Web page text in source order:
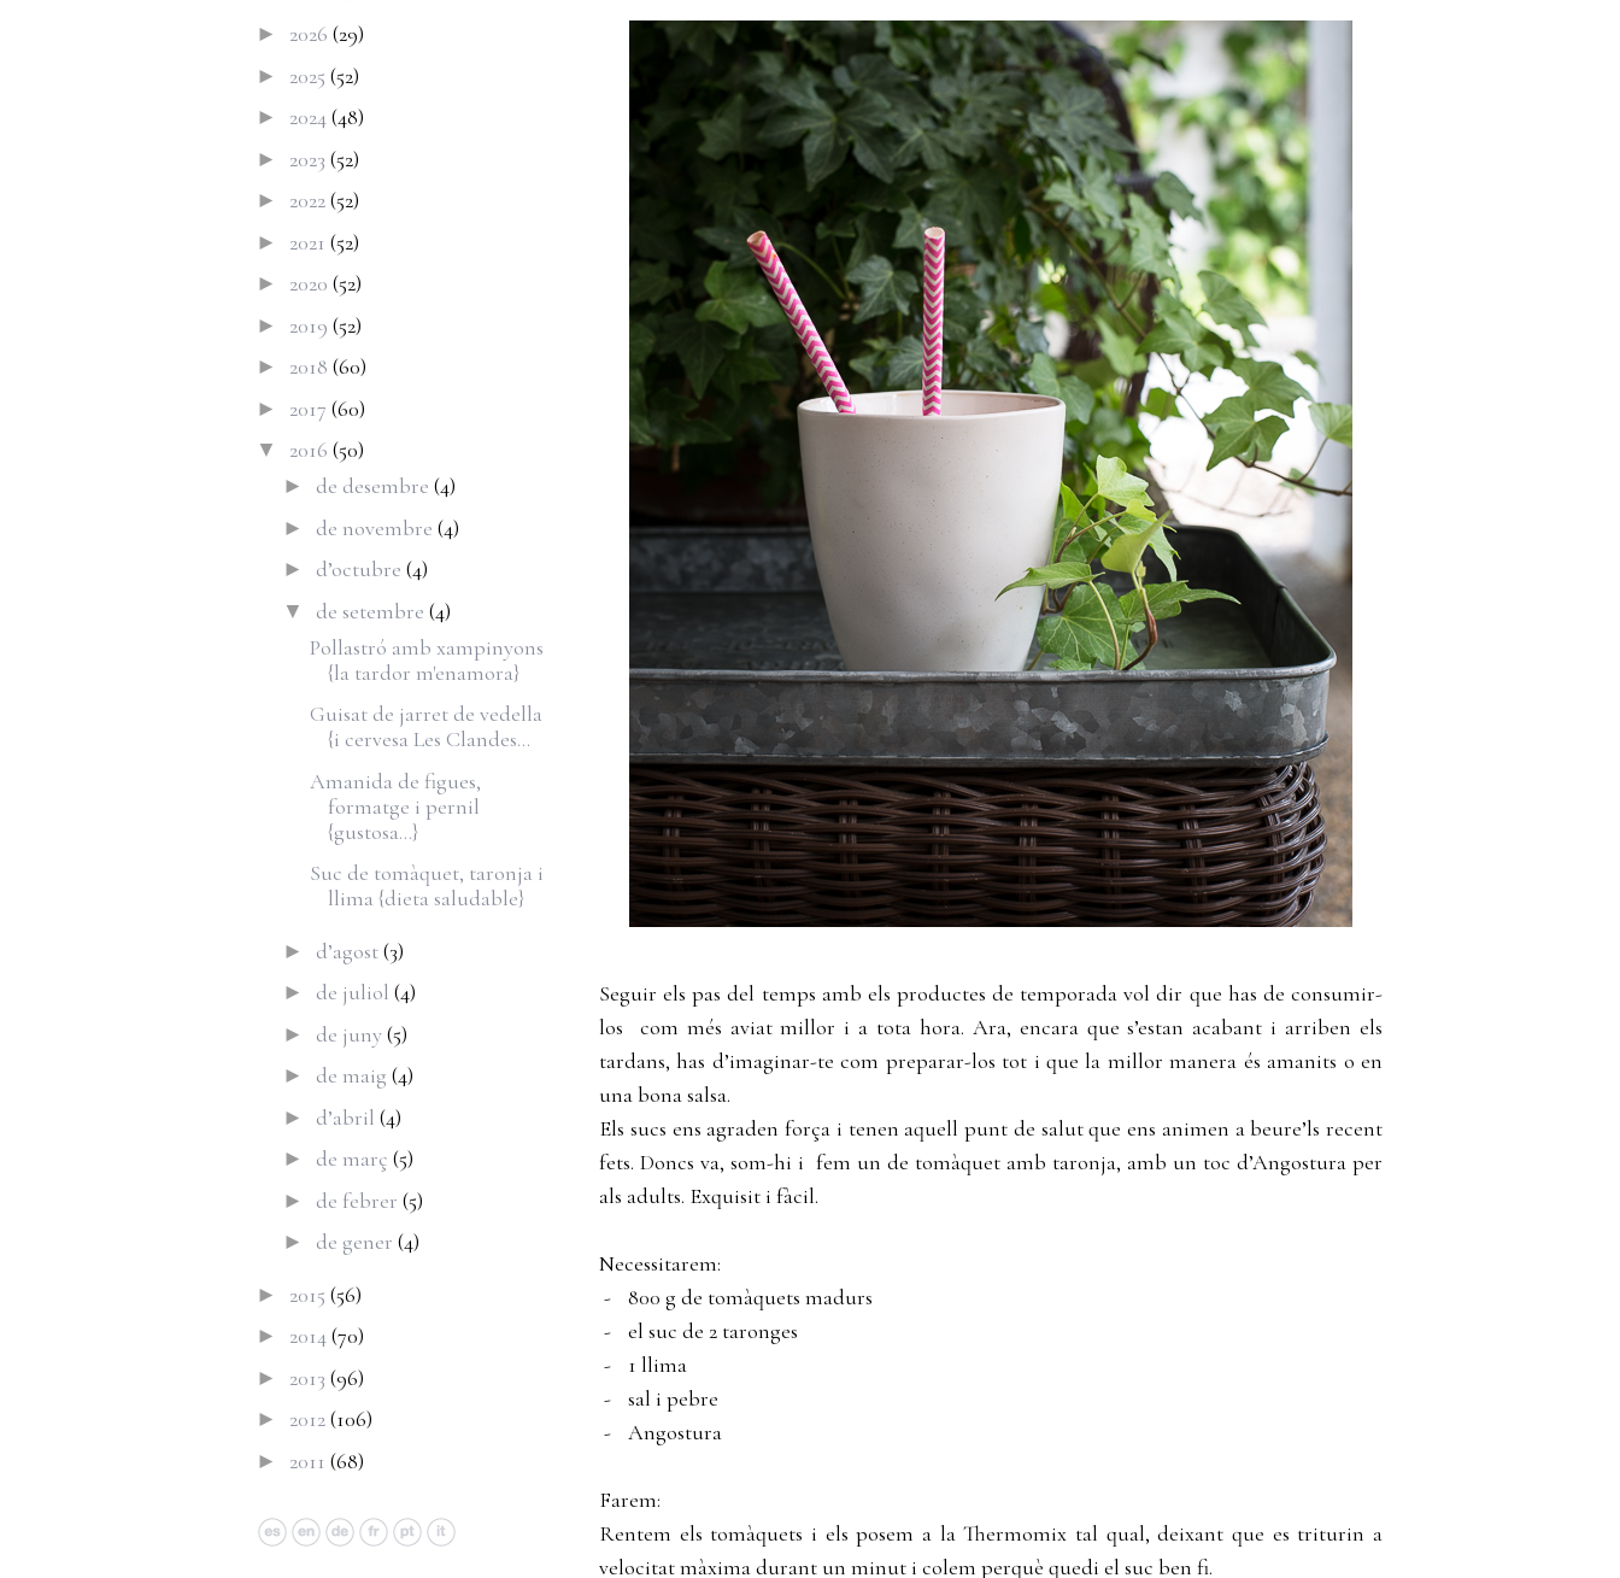
Seguir els pas del temps amb els productes de temporada vol dir que has de consumir-
los com més aviat millor i a tota hora. Ara, encara que s’estan acabant i arriben els
tardans, has d’imaginar-te com preparar-los tot i que la millor manera és amanits o en
una bona salsa.
Els sucs ens agraden força i tenen aquell punt de salut que ens animen a beure’ls recent
fets. Doncs va, som-hi i fem un de tomàquet amb taronja, amb un toc d’Angostura per
als adults. Exquisit i fàcil.
Necessitarem:
-
800 g de tomàquets madurs
-
el suc de 2 taronges
-
1 llima
-
sal i pebre
-
Angostura
Farem:
Rentem els tomàquets i els posem a la Thermomix tal qual, deixant que es triturin a
velocitat màxima durant un minut i colem perquè quedi el suc ben fi.
► 2026 (29)
► 2025 (52)
► 2024(48)
► 2023 (52)
► 2022(52)
► 2021 (52)
► 2020 (52)
► 2019 (52)
► 2018 (60)
► 2017 (60)
▼ 2016 (50)
► de desembre (4)
► de novembre (4)
► d’octubre (4)
▼ de setembre (4)
Pollastró amb xampinyons
{la tardor m'enamora}
Guisat de jarret de vedella
{i cervesa Les Clandes...
Amanida de figues,
formatge i pernil
{gustosa...}
Suc de tomàquet, taronja i
llima {dieta saludable}
► d’agost(3)
► de juliol (4)
► de juny(5)
► de maig (4)
► d’abril (4)
► de març (5)
► de febrer (5)
► de gener (4)
► 2015 (56)
► 2014(70)
► 2013 (96)
► 2012(106)
► 2011 (68)